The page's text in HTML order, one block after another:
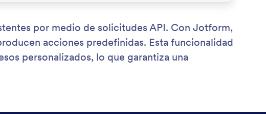
por medio de solicitudes API. Con Jotform,
acciones predefinidas. Esta funcionalidad
personalizados, lo que garantiza una